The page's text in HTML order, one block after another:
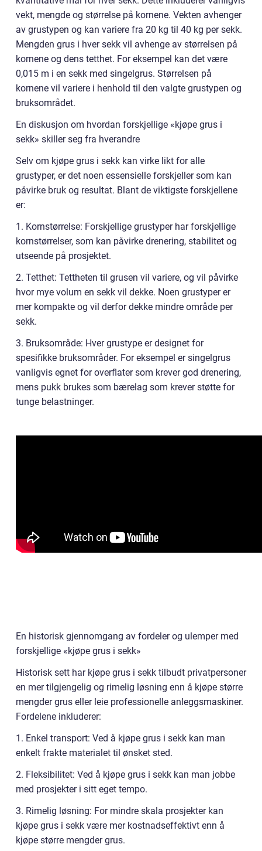
vekt, mengde og størrelse på kornene. Vekten avhenger
av grustypen og kan variere fra 20 kg til 40 kg per sekk.
Mengden grus i hver sekk vil avhenge av størrelsen på
kornene og dens tetthet. For eksempel kan det være
0,015 m i en sekk med singelgrus. Størrelsen på
kornene vil variere i henhold til den valgte grustypen og
bruksområdet.
En diskusjon om hvordan forskjellige «kjøpe grus i
sekk» skiller seg fra hverandre
Selv om kjøpe grus i sekk kan virke likt for alle
grustyper, er det noen essensielle forskjeller som kan
påvirke bruk og resultat. Blant de viktigste forskjellene
er:
1. Kornstørrelse: Forskjellige grustyper har forskjellige
kornstørrelser, som kan påvirke drenering, stabilitet og
utseende på prosjektet.
2. Tetthet: Tettheten til grusen vil variere, og vil påvirke
hvor mye volum en sekk vil dekke. Noen grustyper er
mer kompakte og vil derfor dekke mindre område per
sekk.
3. Bruksområde: Hver grustype er designet for
spesifikke bruksområder. For eksempel er singelgrus
vanligvis egnet for overflater som krever god drenering,
mens pukk brukes som bærelag som krever støtte for
tunge belastninger.
En historisk gjennomgang av fordeler og ulemper med
forskjellige «kjøpe grus i sekk»
Historisk sett har kjøpe grus i sekk tilbudt privatpersoner
en mer tilgjengelig og rimelig løsning enn å kjøpe større
mengder grus eller leie professionelle anleggsmaskiner.
Fordelene inkluderer:
1. Enkel transport: Ved å kjøpe grus i sekk kan man
enkelt frakte materialet til ønsket sted.
2. Fleksibilitet: Ved å kjøpe grus i sekk kan man jobbe
med prosjekter i sitt eget tempo.
3. Rimelig løsning: For mindre skala prosjekter kan
kjøpe grus i sekk være mer kostnadseffektivt enn å
kjøpe større mengder grus.